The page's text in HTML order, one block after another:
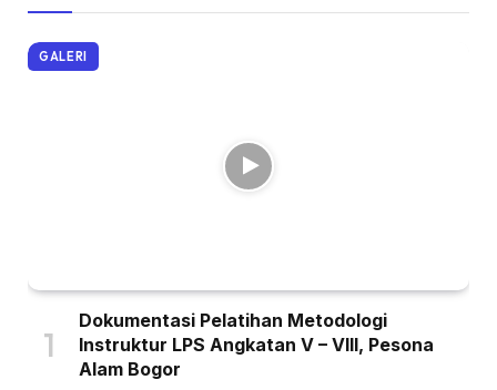
GALERI
Dokumentasi Pelatihan Metodologi
Instruktur LPS Angkatan V – VIII, Pesona
Alam Bogor